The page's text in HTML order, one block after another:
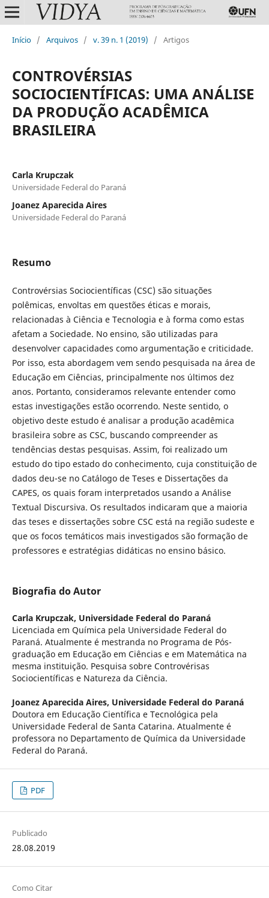
Início / Arquivos / v. 39 n. 1 (2019) / Artigos
CONTROVÉRSIAS
SOCIOCIENTÍFICAS: UMA ANÁLISE
DA PRODUÇÃO ACADÊMICA
BRASILEIRA
Carla Krupczak
Universidade Federal do Paraná
Joanez Aparecida Aires
Universidade Federal do Paraná
Resumo
Controvérsias Sociocientíficas (CSC) são situações
polêmicas, envoltas em questões éticas e morais,
relacionadas à Ciência e Tecnologia e à forma como estas
afetam a Sociedade. No ensino, são utilizadas para
desenvolver capacidades como argumentação e criticidade.
Por isso, esta abordagem vem sendo pesquisada na área de
Educação em Ciências, principalmente nos últimos dez
anos. Portanto, consideramos relevante entender como
estas investigações estão ocorrendo. Neste sentido, o
objetivo deste estudo é analisar a produção acadêmica
brasileira sobre as CSC, buscando compreender as
tendências destas pesquisas. Assim, foi realizado um
estudo do tipo estado do conhecimento, cuja constituição de
dados deu-se no Catálogo de Teses e Dissertações da
CAPES, os quais foram interpretados usando a Análise
Textual Discursiva. Os resultados indicaram que a maioria
das teses e dissertações sobre CSC está na região sudeste e
que os focos temáticos mais investigados são formação de
professores e estratégias didáticas no ensino básico.
Biografia do Autor
Carla Krupczak, Universidade Federal do Paraná
Licenciada em Química pela Universidade Federal do
Paraná. Atualmente é mestranda no Programa de Pós-
graduação em Educação em Ciências e em Matemática na
mesma instituição. Pesquisa sobre Controvérisas
Sociocientíficas e Natureza da Ciência.
Joanez Aparecida Aires, Universidade Federal do Paraná
Doutora em Educação Científica e Tecnológica pela
Universidade Federal de Santa Catarina. Atualmente é
professora no Departamento de Química da Universidade
Federal do Paraná.
PDF
Publicado
28.08.2019
Como Citar